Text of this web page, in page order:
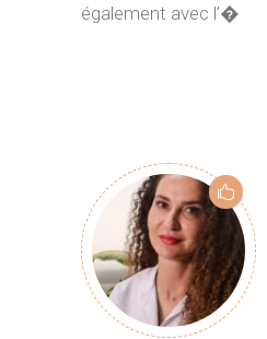
également avec l’�